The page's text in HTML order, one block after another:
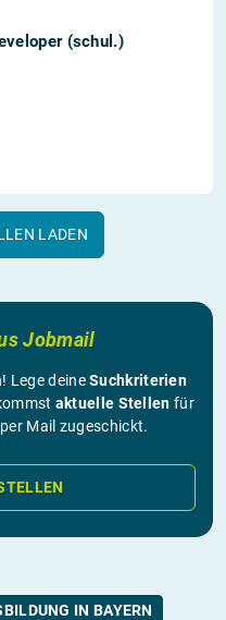
(schul.)
LADEN
Jobmail
Lege deineSuchkriterien
aktuelle Stellen für
Mail zugeschickt.
IN BAYERN